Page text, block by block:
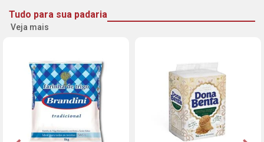
Tudo para sua padaria
Veja mais